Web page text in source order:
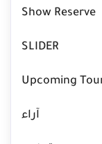
Show Reserve
SLIDER
Upcoming
آراء